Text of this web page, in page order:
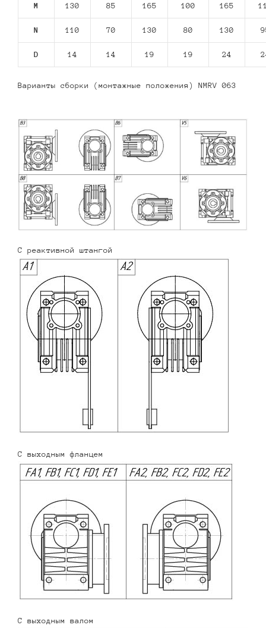
M 130 85 165 100 165
N 110 70 130 80 130
D 14 14 19 19 24
Варианты сборки (монтажные положения) NMRV 063
С реактивной штангой
С выходным фланцем
С выходным валом